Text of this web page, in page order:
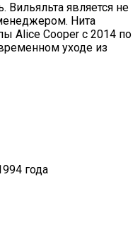
Вильяльта является не
Нита
Alice Cooper с 2014 по
уходе из
года